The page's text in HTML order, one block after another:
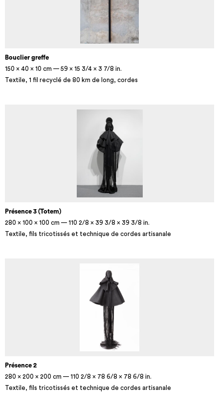
Bouclier greffe
150 × 40 × 10 cm — 59 × 15 3/4 × 3 7/8 in.
Textile, 1 fil recyclé de 80 km de long, cordes
Présence 3 (Totem)
280 × 100 × 100 cm — 110 2/8 × 39 3/8 × 39 3/8 in.
Textile, fils tricotissés et technique de cordes artisanale
Présence 2
280 × 200 × 200 cm — 110 2/8 × 78 6/8 × 78 6/8 in.
Textile, fils tricotissés et technique de cordes artisanale